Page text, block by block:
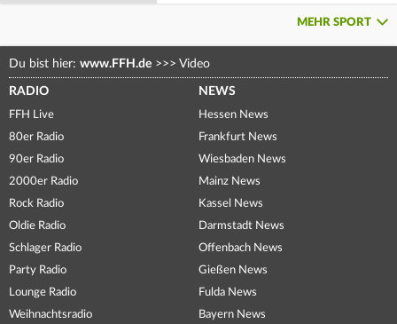
MEHR SPORT
Du bist hier: www.FFH.de >>> Video
RADIO
FFH Live
80er Radio
90er Radio
2000er Radio
Rock Radio
Oldie Radio
Schlager Radio
Party Radio
Lounge Radio
Weihnachtsradio
NEWS
Hessen News
Frankfurt News
Wiesbaden News
Mainz News
Kassel News
Darmstadt News
Offenbach News
Gießen News
Fulda News
Bayern News